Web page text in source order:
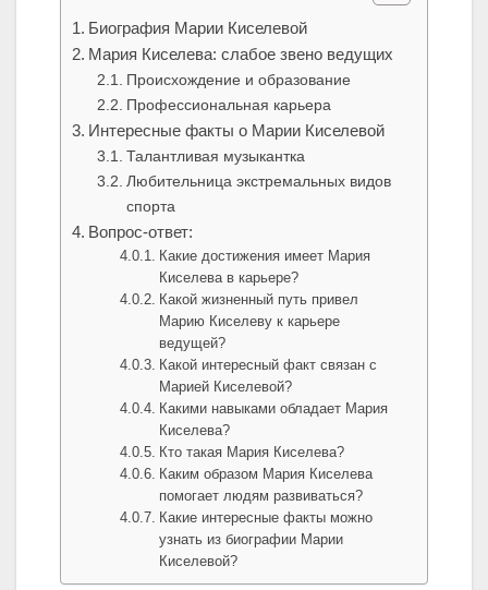
Биография Марии Киселевой
Мария Киселева: слабое звено ведущих
Происхождение и образование
Профессиональная карьера
Интересные факты о Марии Киселевой
Талантливая музыкантка
Любительница экстремальных видов
спорта
Вопрос-ответ:
Какие достижения имеет Мария
Киселева в карьере?
Какой жизненный путь привел
Марию Киселеву к карьере
ведущей?
Какой интересный факт связан с
Марией Киселевой?
Какими навыками обладает Мария
Киселева?
Кто такая Мария Киселева?
Каким образом Мария Киселева
помогает людям развиваться?
Какие интересные факты можно
узнать из биографии Марии
Киселевой?